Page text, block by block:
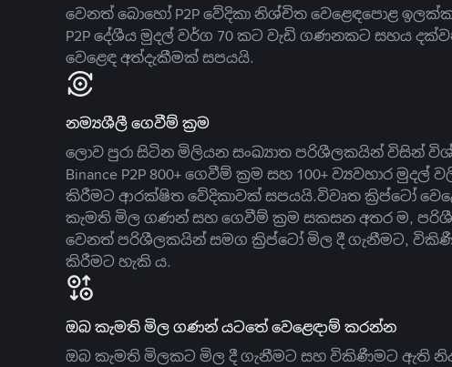
වෙනත් බොහෝ P2P වේදිකා නිශ්චිත වෙළෙඳපොළ ඉලක්ක
P2P දේශීය මුදල් වර්ග 70 කට වැඩි ගණනකට සහය
වෙළෙඳ අත්දැකීමක් සපයයි.
නම්‍යශීලී ගෙවීම් ක්‍රම
ලොව පුරා සිටින මිලියන සංඛ්‍යාත පරිශීලකයින් විසින්
Binance P2P 800+ ගෙවීම් ක්‍රම සහ 100+ ව්‍යවහාර මුදල්
කිරීමට ආරක්ෂිත වේදිකාවක් සපයයි.විවෘත ක්‍රිප්ටෝ
කැමති මිල ගණන් සහ ගෙවීම් ක්‍රම සකසන අතර ම,
වෙනත් පරිශීලකයින් සමග ක්‍රිප්ටෝ මිල දී ගැනීමට,
කිරීමට හැකි ය.
ඔබ කැමති මිල ගණන් යටතේ වෙළෙඳාම් කරන්න
ඔබ කැමති මිලකට මිල දී ගැනීමට සහ විකිණීමට ඇති